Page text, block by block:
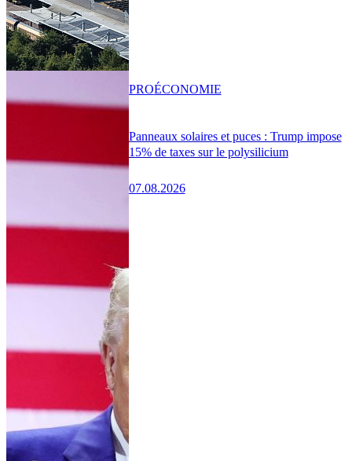
Panneaux solaires et puces : Trump impose
15% de taxes sur le polysilicium
07.08.2026
PROÉCONOMIE